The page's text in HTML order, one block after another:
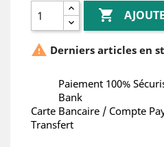

 Derniers articles en
Paiement 100%
Bank
Carte Bancaire / Compte
Transfert